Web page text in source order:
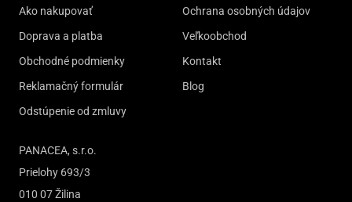
Ako nakupovať
Doprava a platba
Obchodné podmienky
Reklamačný formulár
Odstúpenie od zmluvy
Ochrana osobných údajov
Veľkoobchod
Kontakt
Blog
PANACEA, s.r.o.
Prielohy 693/3
010 07 Žilina